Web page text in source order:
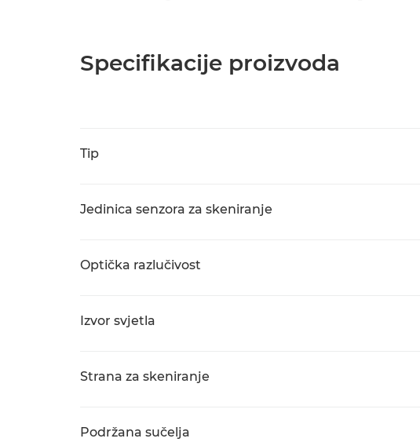
Specifikacije proizvoda
Tip
Jedinica senzora za skeniranje
Optička razlučivost
Izvor svjetla
Strana za skeniranje
Podržana sučelja